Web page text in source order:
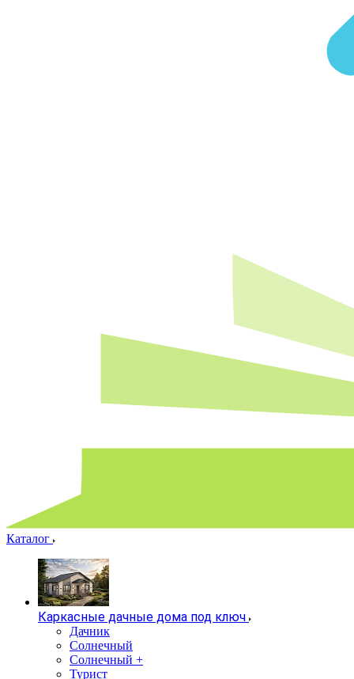
Каталог
Каркасные дачные дома под ключ
Дачник
Солнечный
Солнечный +
Турист